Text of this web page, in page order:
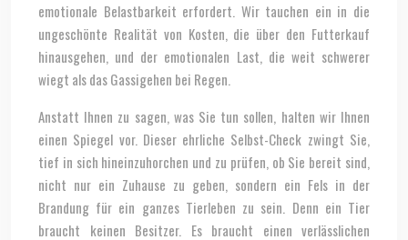
emotionale Belastbarkeit erfordert. Wir tauchen ein in die
ungeschönte Realität von Kosten, die über den Futterkauf
hinausgehen, und der emotionalen Last, die weit schwerer
wiegt als das Gassigehen bei Regen.
Anstatt Ihnen zu sagen, was Sie tun sollen, halten wir Ihnen
einen Spiegel vor. Dieser ehrliche Selbst-Check zwingt Sie,
tief in sich hineinzuhorchen und zu prüfen, ob Sie bereit sind,
nicht nur ein Zuhause zu geben, sondern ein Fels in der
Brandung für ein ganzes Tierleben zu sein. Denn ein Tier
braucht keinen Besitzer. Es braucht einen verlässlichen